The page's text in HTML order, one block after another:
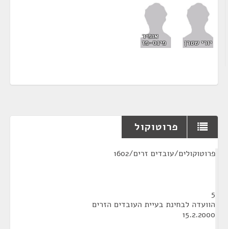
יורי שטרן
אופיר
פינס-פז
פרוטוקול
פרוטוקולים/עובדים זרים/1602
5
הוועדה לבחינת בעיית העובדים הזרים
15.2.2000